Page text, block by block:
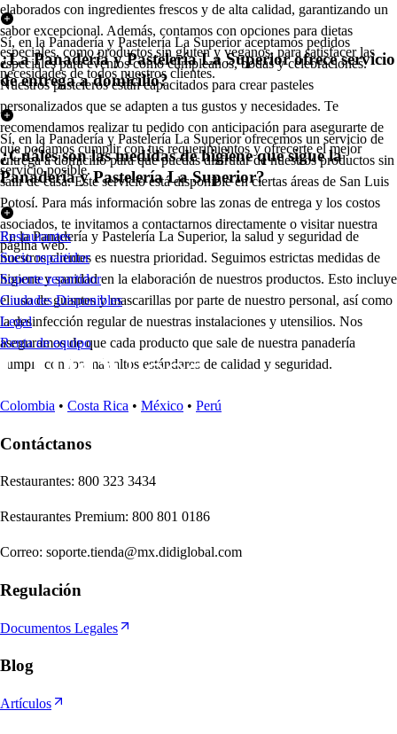
elaborados con ingredientes frescos y de alta calidad, garantizando un
sabor excepcional. Además, contamos con opciones para dietas
especiales, como productos sin gluten y veganos, para satisfacer las
necesidades de todos nuestros clientes.
Sí, en la Panadería y Pastelería La Superior aceptamos pedidos
especiales para eventos como cumpleaños, bodas y celebraciones.
Nuestros pasteleros están capacitados para crear pasteles
personalizados que se adapten a tus gustos y necesidades. Te
recomendamos realizar tu pedido con anticipación para asegurarte de
que podamos cumplir con tus requerimientos y ofrecerte el mejor
servicio posible.
¿La Panadería y Pastelería La Superior ofrece servicio
de entrega a domicilio?
Sí, en la Panadería y Pastelería La Superior ofrecemos un servicio de
entrega a domicilio para que puedas disfrutar de nuestros productos sin
salir de casa. Este servicio está disponible en ciertas áreas de San Luis
Potosí. Para más información sobre las zonas de entrega y los costos
asociados, te invitamos a contactarnos directamente o visitar nuestra
página web.
¿Cuáles son las medidas de higiene que sigue la
Panadería y Pastelería La Superior?
En la Panadería y Pastelería La Superior, la salud y seguridad de
nuestros clientes es nuestra prioridad. Seguimos estrictas medidas de
higiene y sanidad en la elaboración de nuestros productos. Esto incluye
el uso de guantes y mascarillas por parte de nuestro personal, así como
la desinfección regular de nuestras instalaciones y utensilios. Nos
aseguramos de que cada producto que sale de nuestra panadería
cumpla con los más altos estándares de calidad y seguridad.
Restaurantes
Socio repartidor
Soporte repartidor
Ciudades Disponibles
Legal
Renta de equipo
Colombia • Costa Rica • México • Perú
Contáctanos
Restaurantes: 800 323 3434
Restaurantes Premium: 800 801 0186
Correo: soporte.tienda@mx.didiglobal.com
Regulación
Documentos Legales
Blog
Artículos